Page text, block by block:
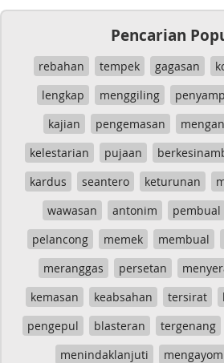
Pencarian
rebahan tempek gagasan
lengkap
menggiling
kajian
pengemasan
kelestarian
pujaan
kardus
seantero keturunan
wawasan
antonim pembual
pelancong
memek membual
meranggas
persetan
kemasan
keabsahan tersirat
pengepul
blasteran tergenang
menindaklanjuti